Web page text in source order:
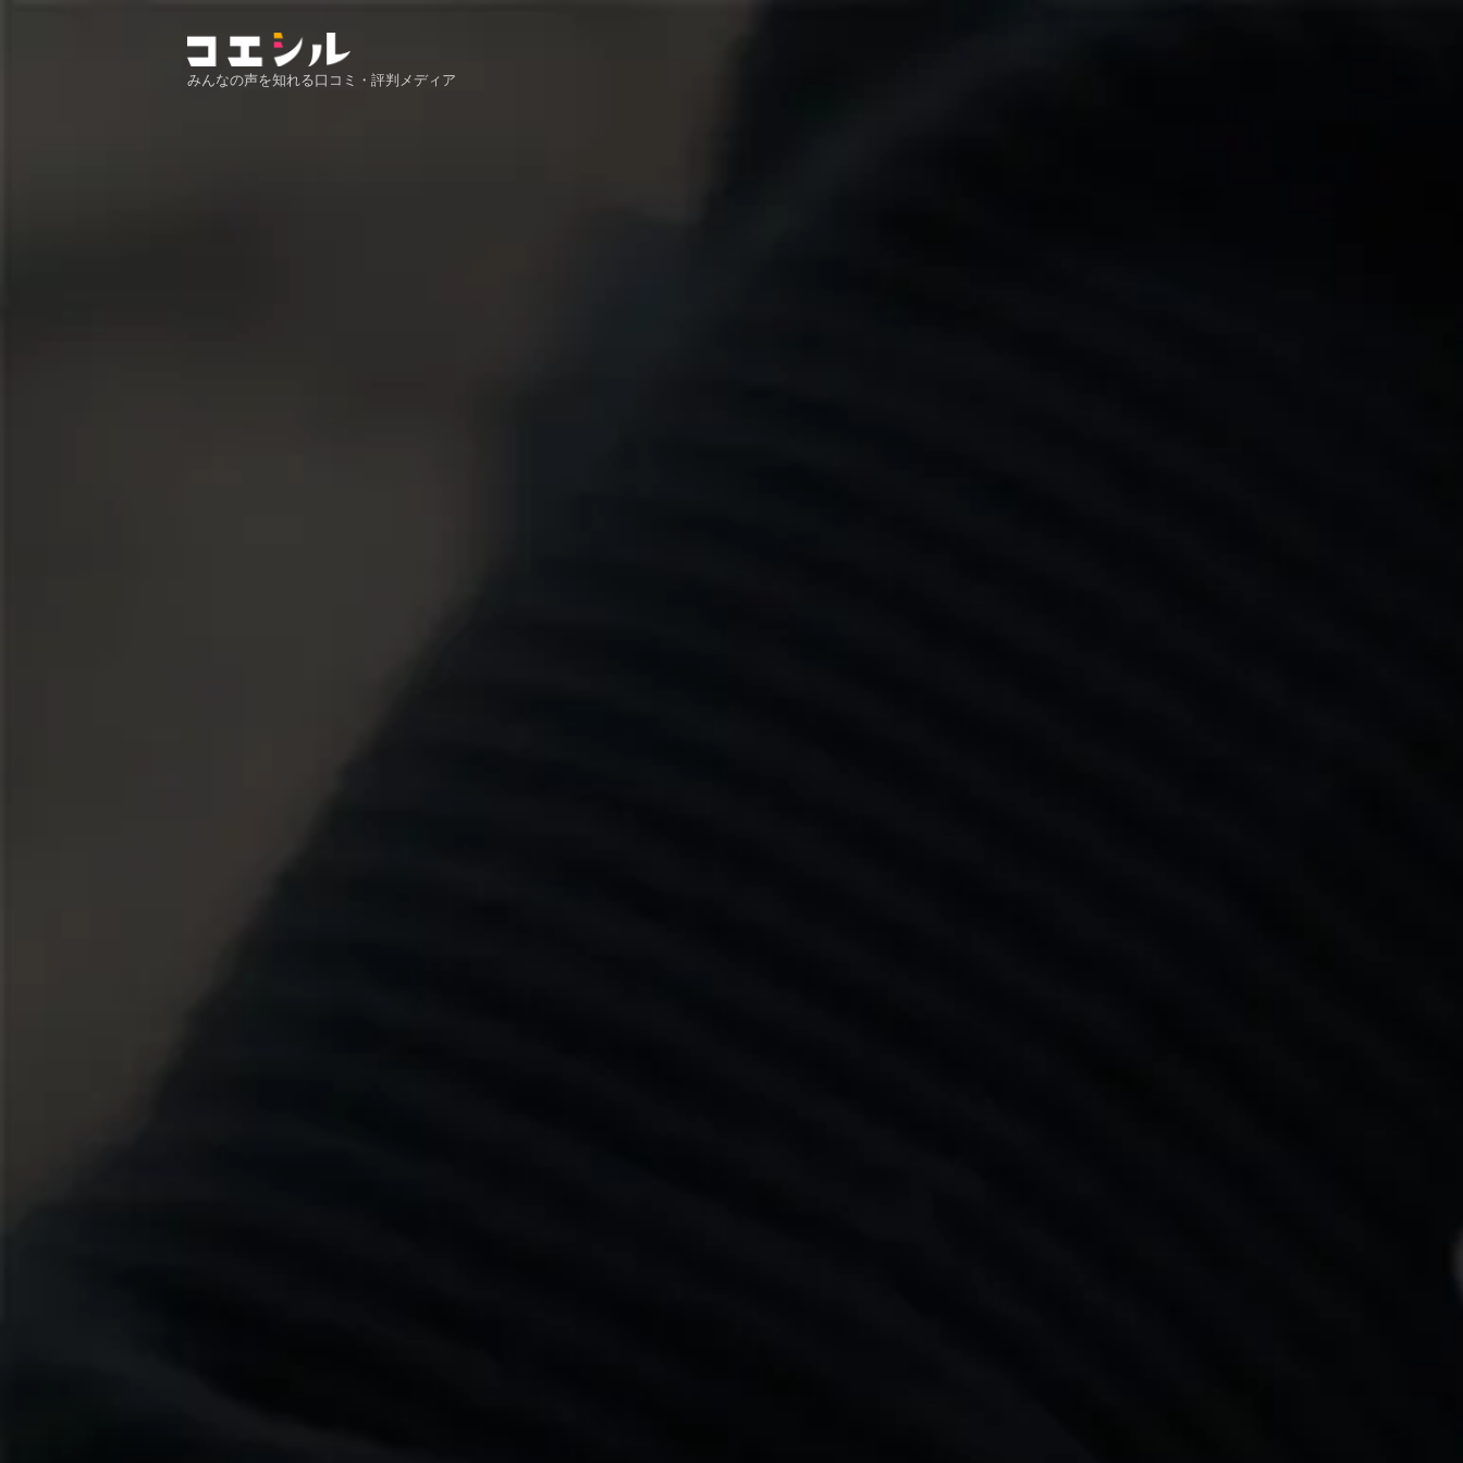
コエシル
みんなの声を知れる口コミ・評判メディア